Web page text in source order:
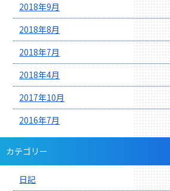
2018年9月
2018年8月
2018年7月
2018年4月
2017年10月
2016年7月
カテゴリー
日記